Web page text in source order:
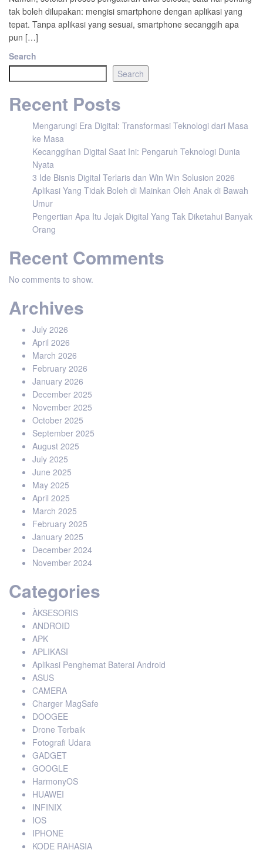
tak boleh dilupakan: mengisi smartphone dengan aplikasi yang
tepat. Tanpa aplikasi yang sesuai, smartphone secanggih apa
pun […]
Search
Search
Recent Posts
Mengarungi Era Digital: Transformasi Teknologi dari Masa
ke Masa
Kecanggihan Digital Saat Ini: Pengaruh Teknologi Dunia
Nyata
3 Ide Bisnis Digital Terlaris dan Win Win Solusion 2026
Aplikasi Yang Tidak Boleh di Mainkan Oleh Anak di Bawah
Umur
Pengertian Apa Itu Jejak Digital Yang Tak Diketahui Banyak
Orang
Recent Comments
No comments to show.
Archives
July 2026
April 2026
March 2026
February 2026
January 2026
December 2025
November 2025
October 2025
September 2025
August 2025
July 2025
June 2025
May 2025
April 2025
March 2025
February 2025
January 2025
December 2024
November 2024
Categories
ÀKSESORIS
ANDROID
APK
APLIKASI
Aplikasi Penghemat Baterai Android
ASUS
CAMERA
Charger MagSafe
DOOGEE
Drone Terbaik
Fotografi Udara
GADGET
GOOGLE
HarmonyOS
HUAWEI
INFINIX
IOS
IPHONE
KODE RAHASIA